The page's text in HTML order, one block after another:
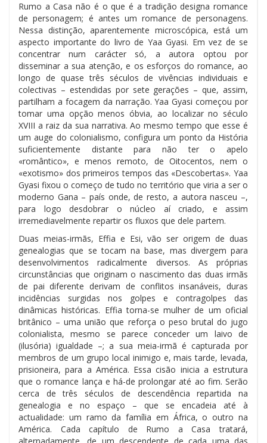
Rumo a Casa não é o que é a tradição designa romance
de personagem; é antes um romance de personagens.
Nessa distinção, aparentemente microscópica, está um
aspecto importante do livro de Yaa Gyasi. Em vez de se
concentrar num carácter só, a autora optou por
disseminar a sua atenção, e os esforços do romance, ao
longo de quase três séculos de vivências individuais e
colectivas – estendidas por sete gerações – que, assim,
partilham a focagem da narração. Yaa Gyasi começou por
tomar uma opção menos óbvia, ao localizar no século
XVIII a raiz da sua narrativa. Ao mesmo tempo que esse é
um auge do colonialismo, configura um ponto da História
suficientemente distante para não ter o apelo
«romântico», e menos remoto, de Oitocentos, nem o
«exotismo» dos primeiros tempos das «Descobertas». Yaa
Gyasi fixou o começo de tudo no território que viria a ser o
moderno Gana – país onde, de resto, a autora nasceu –,
para logo desdobrar o núcleo aí criado, e assim
irremediavelmente repartir os fluxos que dele partem.
Duas meias-irmãs, Effia e Esi, vão ser origem de duas
genealogias que se tocam na base, mas divergem para
desenvolvimentos radicalmente diversos. As próprias
circunstâncias que originam o nascimento das duas irmãs
de pai diferente derivam de conflitos insanáveis, duras
incidências surgidas nos golpes e contragolpes das
dinâmicas históricas. Effia torna-se mulher de um oficial
britânico – uma união que reforça o peso brutal do jugo
colonialista, mesmo se parece conceder um laivo de
(ilusória) igualdade –; a sua meia-irmã é capturada por
membros de um grupo local inimigo e, mais tarde, levada,
prisioneira, para a América. Essa cisão inicia a estrutura
que o romance lança e há-de prolongar até ao fim. Serão
cerca de três séculos de descendência repartida na
genealogia e no espaço – que se encadeia até à
actualidade: um ramo da família em África, o outro na
América. Cada capítulo de Rumo a Casa tratará,